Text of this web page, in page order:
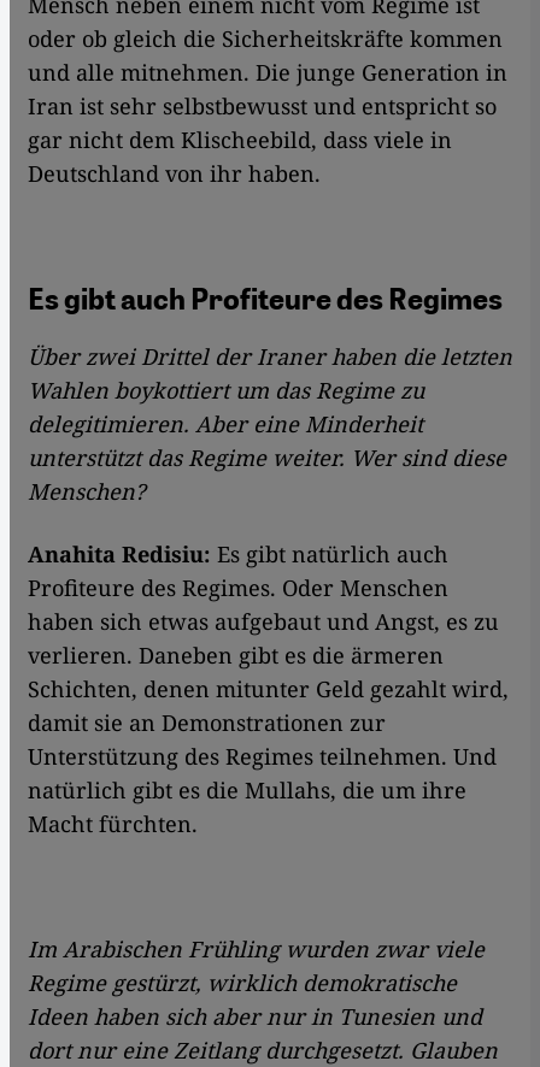
oder ob gleich die Sicherheitskräfte kommen
und alle mitnehmen. Die junge Generation in
Iran ist sehr selbstbewusst und entspricht so
gar nicht dem Klischeebild, dass viele in
Deutschland von ihr haben.
Es gibt auch Profiteure des Regimes
Über zwei Drittel der Iraner haben die letzten
Wahlen boykottiert um das Regime zu
delegitimieren. Aber eine Minderheit
unterstützt das Regime weiter. Wer sind diese
Menschen?
Anahita Redisiu: Es gibt natürlich auch
Profiteure des Regimes. Oder Menschen
haben sich etwas aufgebaut und Angst, es zu
verlieren. Daneben gibt es die ärmeren
Schichten, denen mitunter Geld gezahlt wird,
damit sie an Demonstrationen zur
Unterstützung des Regimes teilnehmen. Und
natürlich gibt es die Mullahs, die um ihre
Macht fürchten.
Im Arabischen Frühling wurden zwar viele
Regime gestürzt, wirklich demokratische
Ideen haben sich aber nur in Tunesien und
dort nur eine Zeitlang durchgesetzt. Glauben